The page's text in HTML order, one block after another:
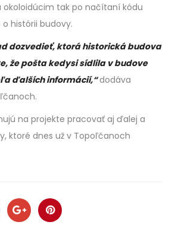
tak po načítaní kódu
histórii budovy.
dozvedieť, ktorá historická budova
že pošta kedysi sídlila v budove
ďalších informácií,“dodáva
na projekte pracovať aj ďalej a
ktoré dnes už v Topoľčanoch